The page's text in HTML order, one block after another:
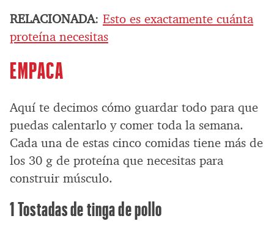
RELACIONADA: Esto es exactamente cuánta
proteína necesitas
EMPACA
Aquí te decimos cómo guardar todo para que
puedas calentarlo y comer toda la semana.
Cada una de estas cinco comidas tiene más de
los 30 g de proteína que necesitas para
construir músculo.
1 Tostadas de tinga de pollo